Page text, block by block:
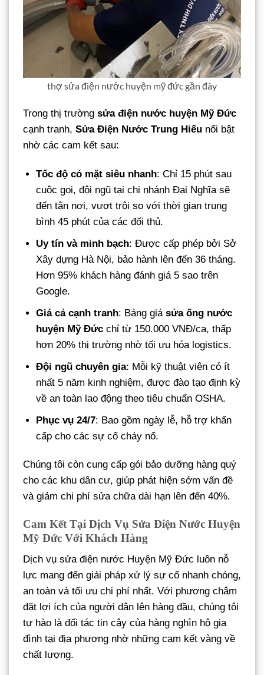
thợ sửa điện nước huyện mỹ đức gần đây
Trong thị trường sửa điện nước huyện Mỹ Đức
cạnh tranh, Sửa Điện Nước Trung Hiếu nổi bật
nhờ các cam kết sau:
Tốc độ có mặt siêu nhanh: Chỉ 15 phút sau
cuộc gọi, đội ngũ tại chi nhánh Đại Nghĩa sẽ
đến tận nơi, vượt trội so với thời gian trung
bình 45 phút của các đối thủ.
Uy tín và minh bạch: Được cấp phép bởi Sở
Xây dựng Hà Nội, bảo hành lên đến 36 tháng.
Hơn 95% khách hàng đánh giá 5 sao trên
Google.
Giá cả cạnh tranh: Bảng giásửa ống nước
huyện Mỹ Đức chỉ từ 150.000 VNĐ/ca, thấp
hơn 20% thị trường nhờ tối ưu hóa logistics.
Đội ngũ chuyên gia: Mỗi kỹ thuật viên có ít
nhất 5 năm kinh nghiệm, được đào tạo định kỳ
về an toàn lao động theo tiêu chuẩn OSHA.
Phục vụ 24/7: Bao gồm ngày lễ, hỗ trợ khẩn
cấp cho các sự cố cháy nổ.
Chúng tôi còn cung cấp gói bảo dưỡng hàng quý
cho các khu dân cư, giúp phát hiện sớm vấn đề
và giảm chi phí sửa chữa dài hạn lên đến 40%.
Cam Kết Tại Dịch Vụ Sửa Điện Nước Huyện
Mỹ Đức Với Khách Hàng
Dịch vụ sửa điện nước Huyện Mỹ Đức luôn nỗ
lực mang đến giải pháp xử lý sự cố nhanh chóng,
an toàn và tối ưu chi phí nhất. Với phương châm
đặt lợi ích của người dân lên hàng đầu, chúng tôi
tự hào là đối tác tin cậy của hàng nghìn hộ gia
đình tại địa phương nhờ những cam kết vàng về
chất lượng.